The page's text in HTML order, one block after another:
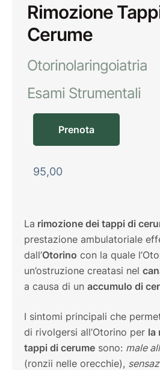
Rimozione
Cerume
Otorinolaringoiatria
Esami Strumentali
Prenota
95,00
La rimozione dei tappi di
prestazione ambulatoriale
dall’Otorino con la quale
un’ostruzione creatasi nel
a causa di un accumulo di
I sintomi principali che
di rivolgersi all’Otorino per la
tappi di cerume sono: male
(ronzii nelle orecchie),